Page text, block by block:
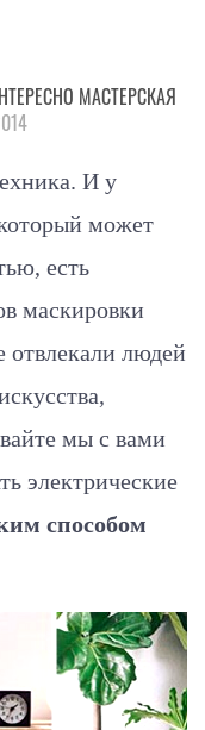
МАСТЕРСКАЯ
И у
может
есть
маскировки
отвлекали людей
мы с вами
электрические
способом